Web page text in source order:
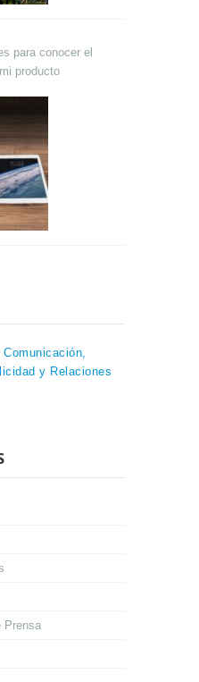
para conocer el
producto
y Relaciones
Prensa